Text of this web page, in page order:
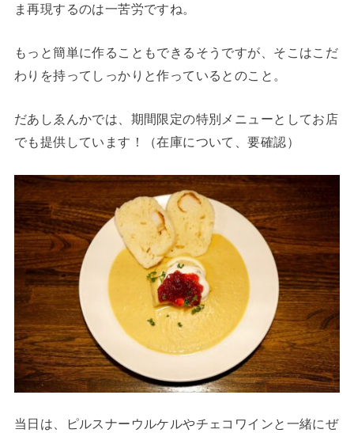
ま再現するのは一苦労ですね。
もっと簡単に作ることもできるそうですが、そこはこだ
わりを持ってしっかりと作っているとのこと。
だあしゑんかでは、期間限定の特別メニューとしてお店
でも提供しています！（在庫について、要確認）
当日は、ピルスナーウルケルやチェコワインと一緒にぜ